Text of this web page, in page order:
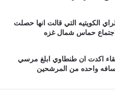
الكويتيه التي قالت انها حصلت
حماس شمال غزه
اكدت ان طنطاوي ابلغ مرسي
واحده من المرشحين